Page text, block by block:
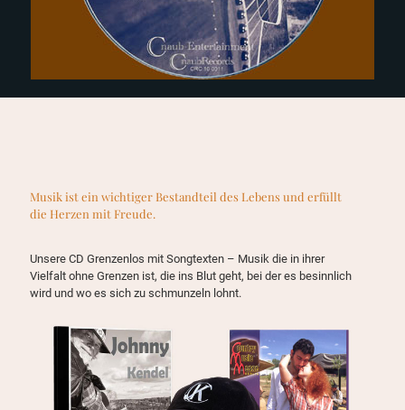
Musik ist ein wichtiger Bestandteil des Lebens und erfüllt
die Herzen mit Freude.
Unsere CD Grenzenlos mit Songtexten – Musik die in ihrer
Vielfalt ohne Grenzen ist, die ins Blut geht, bei der es besinnlich
wird und wo es sich zu schmunzeln lohnt.